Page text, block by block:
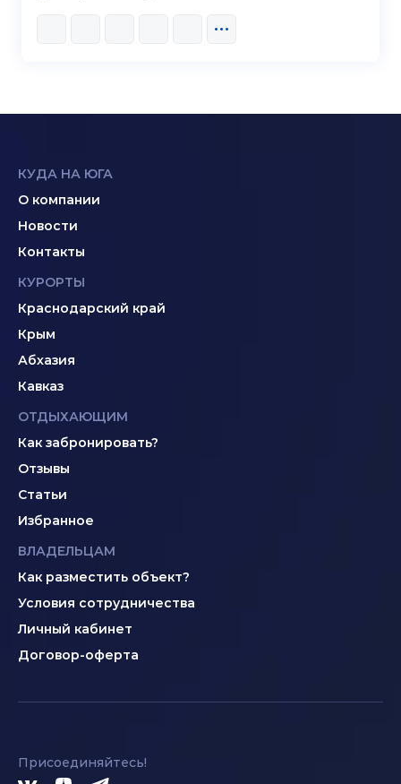
КУДА НА ЮГА
О компании
Новости
Контакты
КУРОРТЫ
Краснодарский край
Крым
Абхазия
Кавказ
ОТДЫХАЮЩИМ
Как забронировать?
Отзывы
Статьи
Избранное
ВЛАДЕЛЬЦАМ
Как разместить объект?
Условия сотрудничества
Личный кабинет
Договор-оферта
Присоединяйтесь!